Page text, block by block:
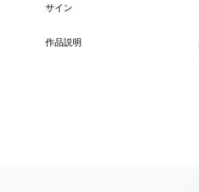
サイン
作品説明